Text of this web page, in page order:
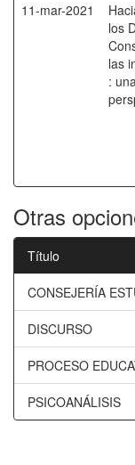
11-mar-2021
los
las
:
Otras
Título
CONSEJERÍA
DISCURSO
PROCESO
PSICOANÁLISIS